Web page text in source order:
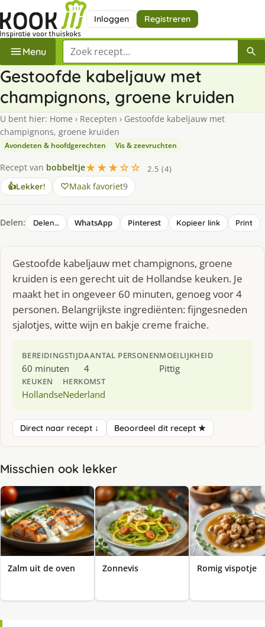
Inloggen Registreren
Menu Zoek een recept
Gestoofde kabeljauw met
champignons, groene kruiden
U bent hier: Home › Recepten › Gestoofde kabeljauw met
champignons, groene kruiden
Avondeten & hoofdgerechten Vis & zeevruchten
Recept van bobbeltje★★★☆☆
2.5 (4)
👍Lekker! Maak favoriet9
Delen: Delen… WhatsApp Pinterest Kopieer link Print
Gestoofde kabeljauw met champignons, groene
kruiden is een gerecht uit de Hollandse keuken. Je
maakt het in ongeveer 60 minuten, genoeg voor 4
personen. Belangrijkste ingrediënten: fijngesneden
sjalotjes, witte wijn en bakje creme fraiche.
BEREIDINGSTIJD
60 minuten
AANTAL PERSONEN
4
MOEILIJKHEID
Pittig
KEUKEN
Hollandse
HERKOMST
Nederland
Direct naar recept ↓ Beoordeel dit recept ★
Misschien ook lekker
Zalm uit de oven Zonnevis Romig vispotje